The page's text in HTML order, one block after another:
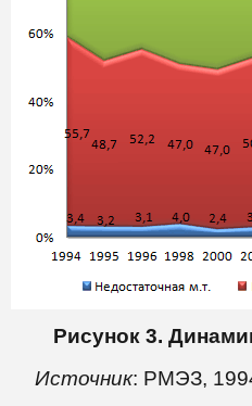
Рисунок 3.
Источник: РМЭЗ,